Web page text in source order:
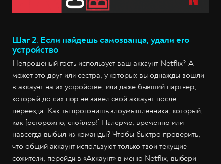
Шаг 2. Если найдешь самозванца, удали его
устройство
Непрошеный гость использует ваш аккаунт Netflix? А
может это друг или сестра, у которых вы однажды вошли
в аккаунт на их устройстве, или даже бывший партнер,
который до сих пор не завел свой аккаунт после
переезда. Как ты прогонишь злоумышленника, который,
как [осторожно, спойлер!] Палермо, временно или
навсегда выбыл из команды? Чтобы быстро проверить,
что общий аккаунт используют только твои текущие
сожители, перейди в «Аккаунт» в меню Netflix, выбери